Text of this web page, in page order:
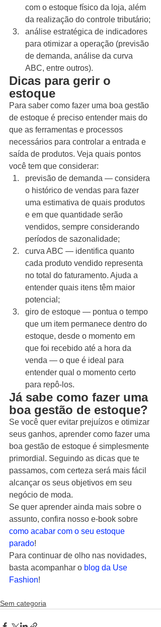
com o estoque físico da loja, além
da realização do controle tributário;
análise estratégica de indicadores
para otimizar a operação (previsão
de demanda, análise da curva
ABC, entre outros).
Dicas para gerir o
estoque
Para saber como fazer uma boa gestão
de estoque é preciso entender mais do
que as ferramentas e processos
necessários para controlar a entrada e
saída de produtos. Veja quais pontos
você tem que considerar:
previsão de demanda — considera
o histórico de vendas para fazer
uma estimativa de quais produtos
e em que quantidade serão
vendidos, sempre considerando
períodos de sazonalidade;
curva ABC — identifica quanto
cada produto vendido representa
no total do faturamento. Ajuda a
entender quais itens têm maior
potencial;
giro de estoque — pontua o tempo
que um item permanece dentro do
estoque, desde o momento em
que foi recebido até a hora da
venda — o que é ideal para
entender qual o momento certo
para repô-los.
Já sabe como fazer uma
boa gestão de estoque?
Se você quer evitar prejuízos e otimizar
seus ganhos, aprender como fazer uma
boa gestão de estoque é simplesmente
primordial. Seguindo as dicas que te
passamos, com certeza será mais fácil
alcançar os seus objetivos em seu
negócio de moda.
Se quer aprender ainda mais sobre o
assunto, confira nosso e-book sobre
como acabar com o seu estoque
parado!
Para continuar de olho nas novidades,
basta acompanhar o blog da Use
Fashion!
Sem categoria